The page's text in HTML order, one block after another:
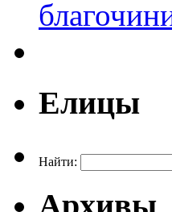
Елицы
Найти: